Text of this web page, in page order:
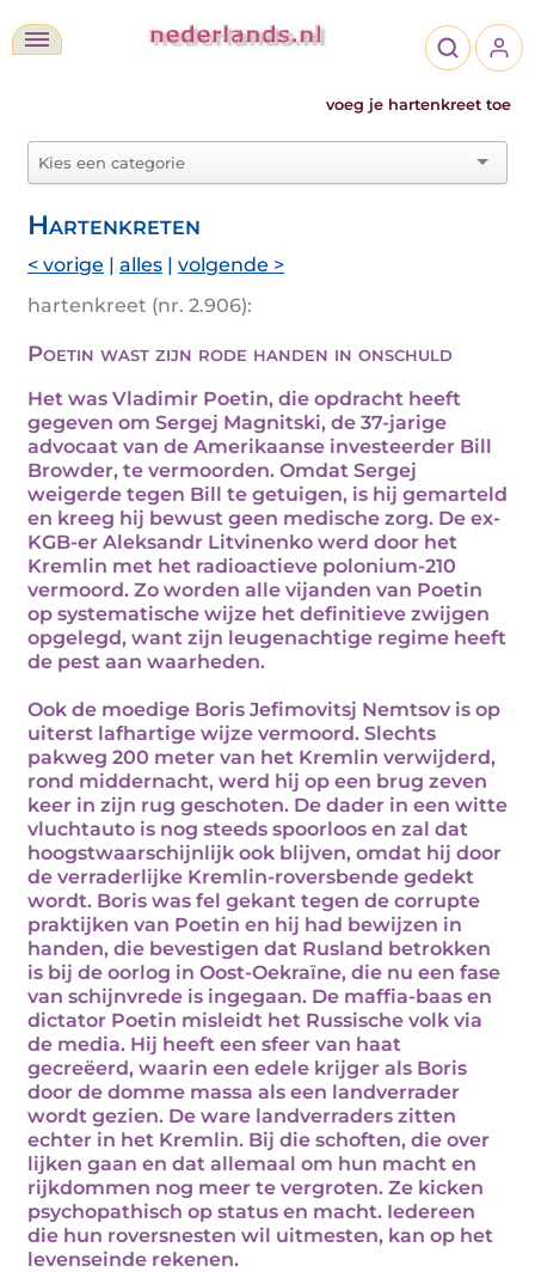
voeg je hartenkreet toe
Hartenkreten
< vorige | alles | volgende >
hartenkreet (nr. 2.906):
Poetin wast zijn rode handen in onschuld
Het was Vladimir Poetin, die opdracht heeft
gegeven om Sergej Magnitski, de 37-jarige
advocaat van de Amerikaanse investeerder Bill
Browder, te vermoorden. Omdat Sergej
weigerde tegen Bill te getuigen, is hij gemarteld
en kreeg hij bewust geen medische zorg. De ex-
KGB-er Aleksandr Litvinenko werd door het
Kremlin met het radioactieve polonium-210
vermoord. Zo worden alle vijanden van Poetin
op systematische wijze het definitieve zwijgen
opgelegd, want zijn leugenachtige regime heeft
de pest aan waarheden.
Ook de moedige Boris Jefimovitsj Nemtsov is op
uiterst lafhartige wijze vermoord. Slechts
pakweg 200 meter van het Kremlin verwijderd,
rond middernacht, werd hij op een brug zeven
keer in zijn rug geschoten. De dader in een witte
vluchtauto is nog steeds spoorloos en zal dat
hoogstwaarschijnlijk ook blijven, omdat hij door
de verraderlijke Kremlin-roversbende gedekt
wordt. Boris was fel gekant tegen de corrupte
praktijken van Poetin en hij had bewijzen in
handen, die bevestigen dat Rusland betrokken
is bij de oorlog in Oost-Oekraïne, die nu een fase
van schijnvrede is ingegaan. De maffia-baas en
dictator Poetin misleidt het Russische volk via
de media. Hij heeft een sfeer van haat
gecreëerd, waarin een edele krijger als Boris
door de domme massa als een landverrader
wordt gezien. De ware landverraders zitten
echter in het Kremlin. Bij die schoften, die over
lijken gaan en dat allemaal om hun macht en
rijkdommen nog meer te vergroten. Ze kicken
psychopathisch op status en macht. Iedereen
die hun roversnesten wil uitmesten, kan op het
levenseinde rekenen.